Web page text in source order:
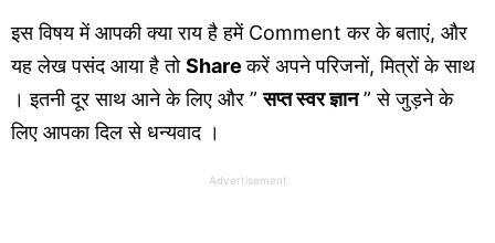
इस विषय में आपकी क्या राय है हमें Comment कर के बताएं, और
यह लेख पसंद आया है तोShareकरें अपने परिजनों, मित्रों के साथ
। इतनी दूर साथ आने के लिए और ”सप्त स्वर ज्ञान” से जुड़ने के
लिए आपका दिल से धन्यवाद ।
Advertisement